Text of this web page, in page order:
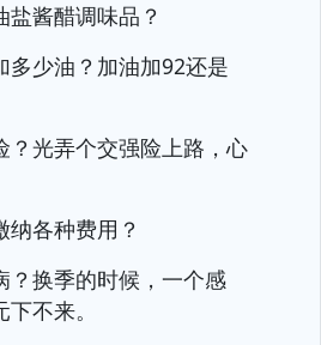
酱醋调味品？
多少油？加油加92还是
？光弄个交强险上路，心
各种费用？
？换季的时候，一个感
不来。